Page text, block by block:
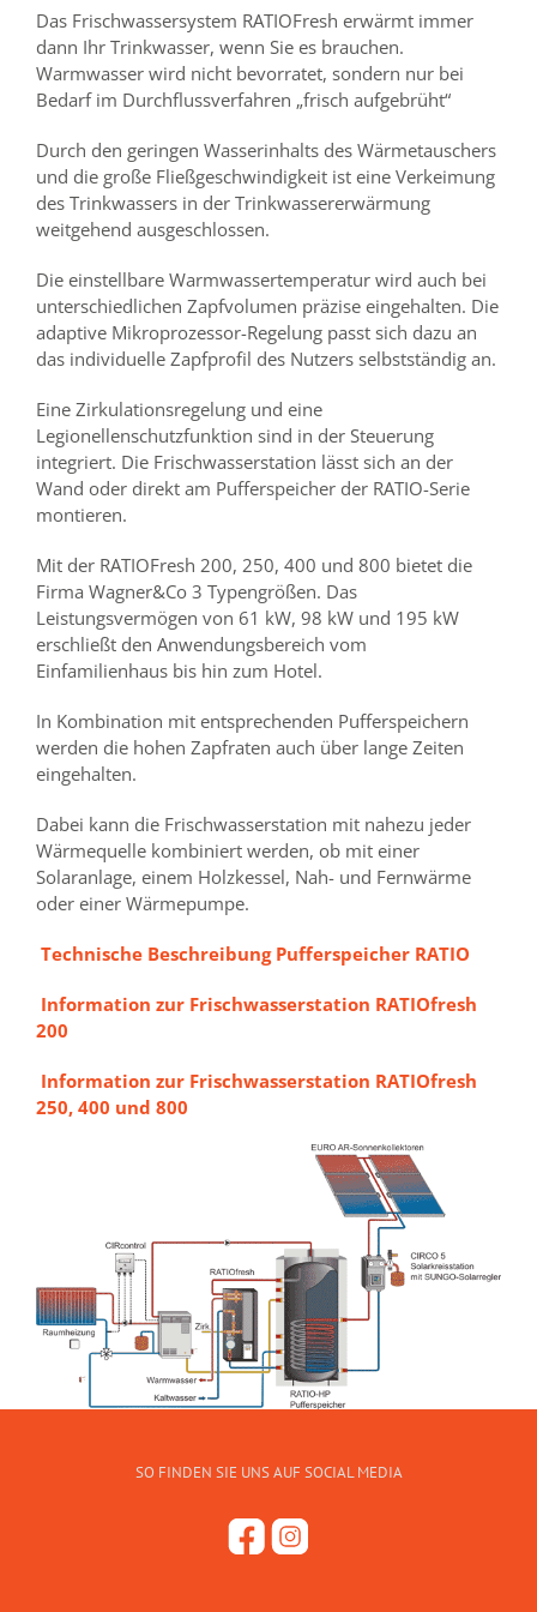
Das Frischwassersystem RATIOFresh erwärmt immer
dann Ihr Trinkwasser, wenn Sie es brauchen.
Warmwasser wird nicht bevorratet, sondern nur bei
Bedarf im Durchflussverfahren „frisch aufgebrüht“
Durch den geringen Wasserinhalts des Wärmetauschers
und die große Fließgeschwindigkeit ist eine Verkeimung
des Trinkwassers in der Trinkwassererwärmung
weitgehend ausgeschlossen.
Die einstellbare Warmwassertemperatur wird auch bei
unterschiedlichen Zapfvolumen präzise eingehalten. Die
adaptive Mikroprozessor-Regelung passt sich dazu an
das individuelle Zapfprofil des Nutzers selbstständig an.
Eine Zirkulationsregelung und eine
Legionellenschutzfunktion sind in der Steuerung
integriert. Die Frischwasserstation lässt sich an der
Wand oder direkt am Pufferspeicher der RATIO-Serie
montieren.
Mit der RATIOFresh 200, 250, 400 und 800 bietet die
Firma Wagner&Co 3 Typengrößen. Das
Leistungsvermögen von 61 kW, 98 kW und 195 kW
erschließt den Anwendungsbereich vom
Einfamilienhaus bis hin zum Hotel.
In Kombination mit entsprechenden Pufferspeichern
werden die hohen Zapfraten auch über lange Zeiten
eingehalten.
Dabei kann die Frischwasserstation mit nahezu jeder
Wärmequelle kombiniert werden, ob mit einer
Solaranlage, einem Holzkessel, Nah- und Fernwärme
oder einer Wärmepumpe.
Technische Beschreibung Pufferspeicher RATIO
Information zur Frischwasserstation RATIOfresh
200
Information zur Frischwasserstation RATIOfresh
250, 400 und 800
SO FINDEN SIE UNS AUF SOCIAL MEDIA